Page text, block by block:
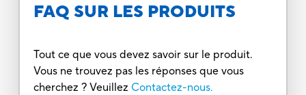
FAQ SUR LES PRODUITS
Tout ce que vous devez savoir sur le produit.
Vous ne trouvez pas les réponses que vous
cherchez ? Veuillez Contactez-nous.